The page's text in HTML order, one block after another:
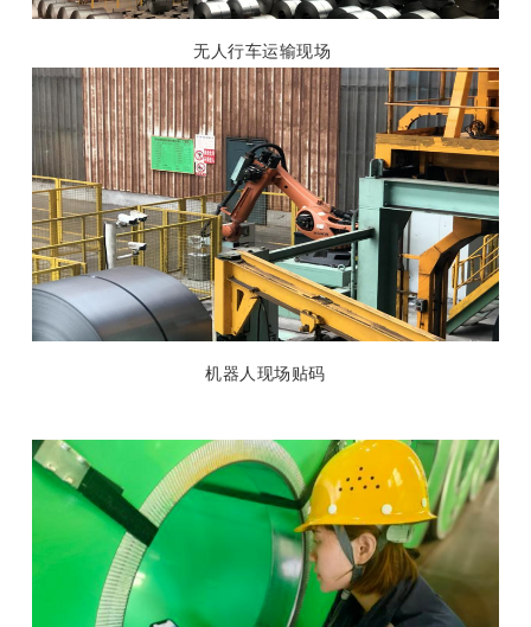
无人行车运输现场
机器人现场贴码